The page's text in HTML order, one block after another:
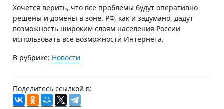
Хочется верить, что все проблемы будут оперативно
решены и домены в зоне. РФ, как и задумано, дадут
возможность широким слоям населения России
использовать все возможности Интернета.
В рубрике: Новости
Поделитесь ссылкой в: